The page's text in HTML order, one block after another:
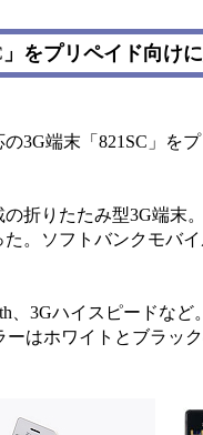
をプリペイド向け
3G端末「821SC」を
折りたたみ型3G端末
。ソフトバンクモバ
3Gハイスピードな
はホワイトとブラック